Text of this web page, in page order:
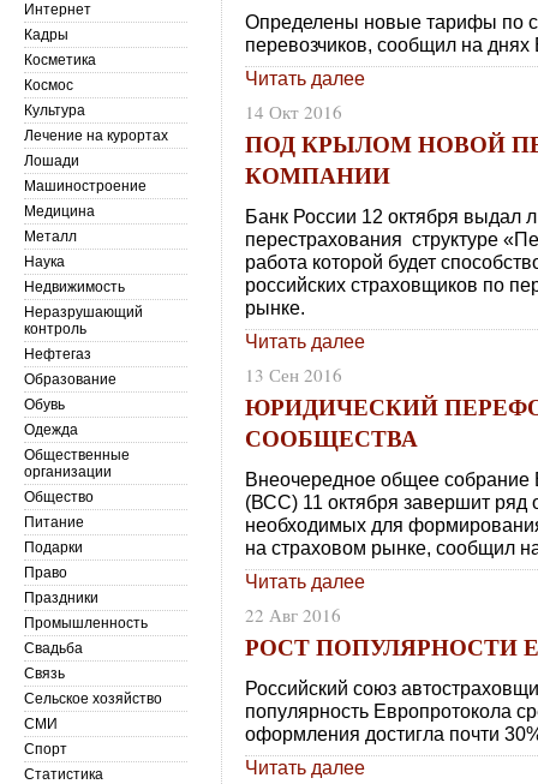
Определены новые тарифы по
перевозчиков, сообщил на днях
Читать далее
14 Окт 2016
ПОД КРЫЛОМ НОВОЙ
КОМПАНИИ
Банк России 12 октября выдал
перестрахования структуре
работа которой будет
российских страховщиков по
рынке.
Читать далее
13 Сен 2016
ЮРИДИЧЕСКИЙ
СООБЩЕСТВА
Внеочередное общее собрание
(ВСС) 11 октября завершит ряд
необходимых для
на страховом рынке, сообщил
Читать далее
22 Авг 2016
РОСТ ПОПУЛЯРНОСТИ
Российский союз
популярность Европротокола
оформления достигла почти
Читать далее
Интернет
Кадры
Косметика
Космос
Культура
Лечение на курортах
Лошади
Машиностроение
Медицина
Металл
Наука
Недвижимость
Неразрушающий
контроль
Нефтегаз
Образование
Обувь
Одежда
Общественные
организации
Общество
Питание
Подарки
Право
Праздники
Промышленность
Свадьба
Связь
Сельское хозяйство
СМИ
Спорт
Статистика